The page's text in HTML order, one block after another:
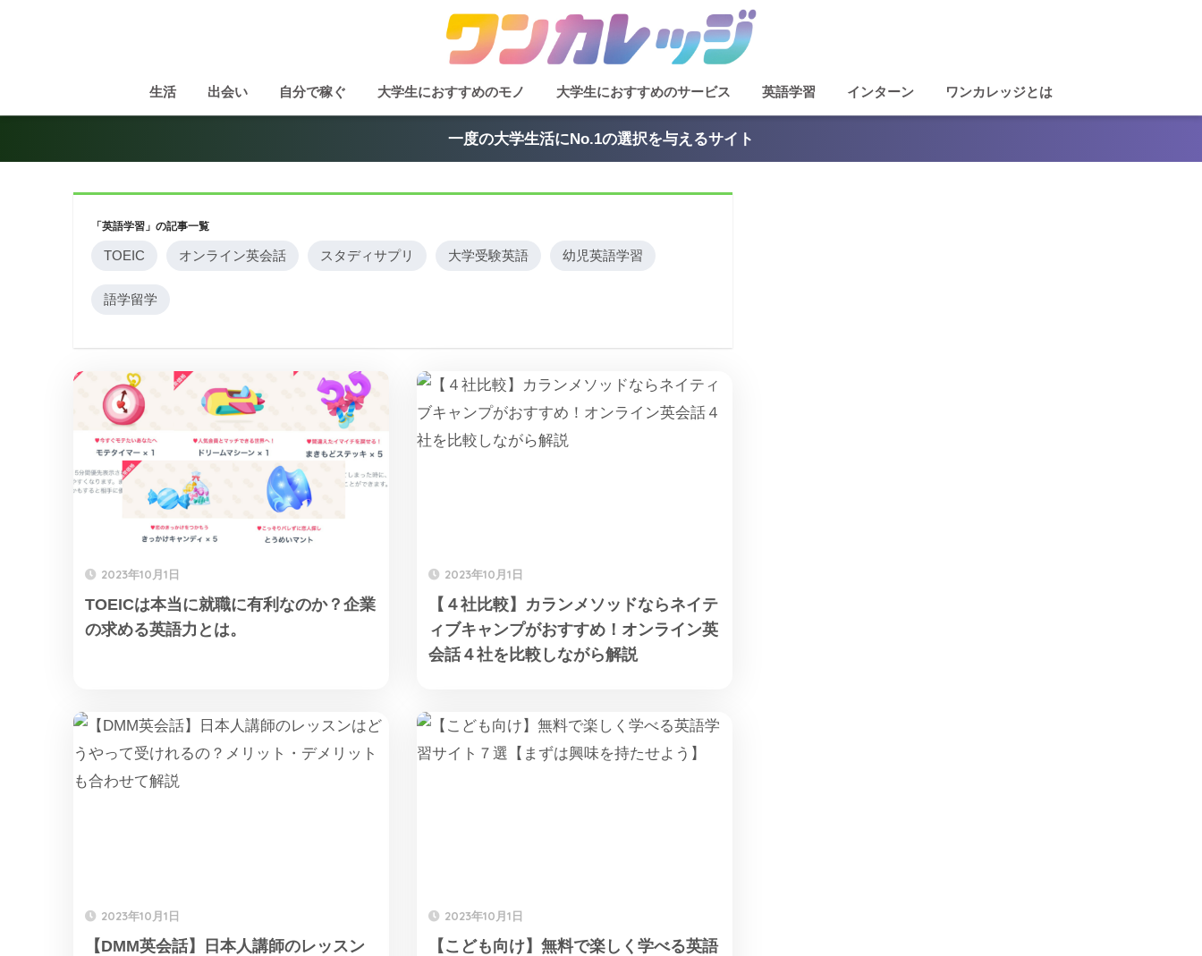
生活 出会い 自分で稼ぐ 大学生におすすめのモノ 大学生におすすめのサービス 英語学習 インターン ワンカレッジとは
一度の大学生活にNo.1の選択を与えるサイト
「英語学習」の記事一覧
TOEIC オンライン英会話 スタディサプリ 大学受験英語 幼児英語学習
語学留学
2023年10月1日
TOEICは本当に就職に有利なのか？企業
の求める英語力とは。
2023年10月1日
【４社比較】カランメソッドならネイテ
ィブキャンプがおすすめ！オンライン英
会話４社を比較しながら解説
2023年10月1日
【DMM英会話】日本人講師のレッスン
2023年10月1日
【こども向け】無料で楽しく学べる英語